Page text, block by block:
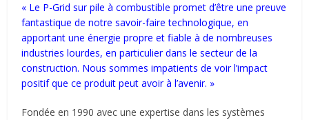
« Le P-Grid sur pile à combustible promet d’être une preuve
fantastique de notre savoir-faire technologique, en
apportant une énergie propre et fiable à de nombreuses
industries lourdes, en particulier dans le secteur de la
construction. Nous sommes impatients de voir l’impact
positif que ce produit peut avoir à l’avenir. »
Fondée en 1990 avec une expertise dans les systèmes